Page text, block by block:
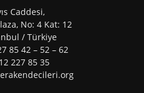
Caddesi,
No: 4 Kat: 12
/ Türkiye
85 42 – 52 – 62
227 85 35